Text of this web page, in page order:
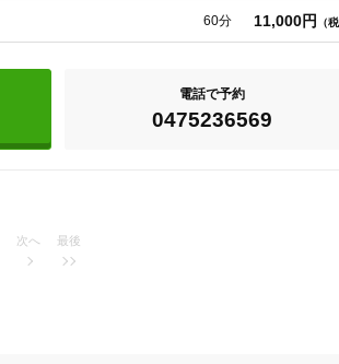
60分 11,000円 （
電話で予約
0475236569
次へ 最後